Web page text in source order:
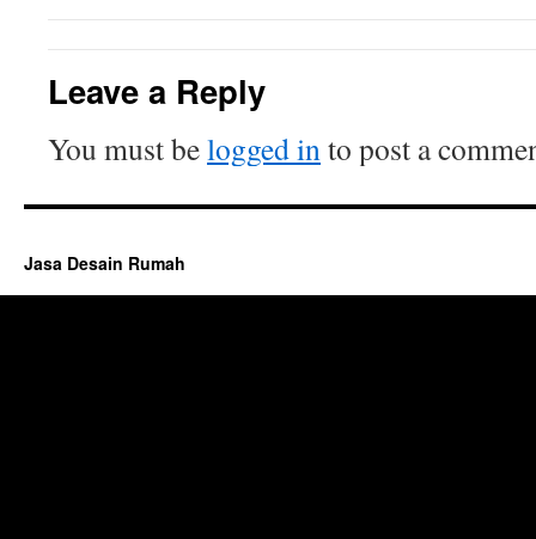
Leave a Reply
You must belogged into post a
Jasa Desain Rumah